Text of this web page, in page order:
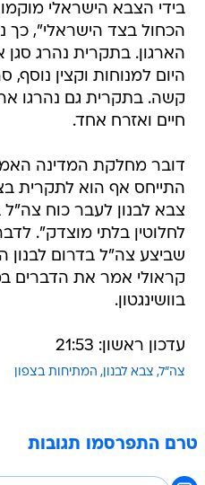
בידי הצבא הישראלי
הכחול בצד הישראלי",
הארגון. בתקרית נהרג
היום למנוחות וקצין נוסף,
קשה. בתקרית גם נהרגו
חיים ואזרח אחד.
דובר מחלקת המדינה
התייחס אף הוא לתקרית
צבא לבנון לעבר כוח צה"ל
לחלוטין בלתי מוצדק".
שביצע צה"ל בדרום לבנון
קראולי אמר את הדברים
בוושינגטון.
עדכון ראשון: 21:53
צה"ל צבא לבנון המתיחות בצפון
טרם התפרסמו תגובות